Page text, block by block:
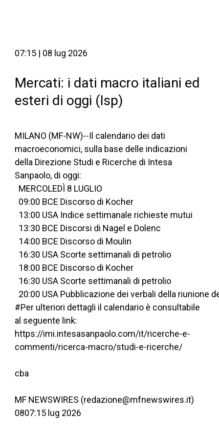
07:15 | 08 lug 2026
Mercati: i dati macro italiani ed
esteri di oggi (Isp)
MILANO (MF-NW)--Il calendario dei dati
macroeconomici, sulla base delle indicazioni
della Direzione Studi e Ricerche di Intesa
Sanpaolo, di oggi:
  MERCOLEDÌ 8 LUGLIO
  09:00 BCE Discorso di Kocher
  13:00 USA Indice settimanale richieste mutui
  13:30 BCE Discorsi di Nagel e Dolenc
  14:00 BCE Discorso di Moulin
  16:30 USA Scorte settimanali di petrolio
  18:00 BCE Discorso di Kocher
  16:30 USA Scorte settimanali di petrolio
20:00 USA Pubblicazione dei verbali della riunione
#Per ulteriori dettagli il calendario è consultabile
al seguente link:
https://imi.intesasanpaolo.com/it/ricerche-e-
commenti/ricerca-macro/studi-e-ricerche/
cba
MF NEWSWIRES (redazione@mfnewswires.it)
0807:15 lug 2026